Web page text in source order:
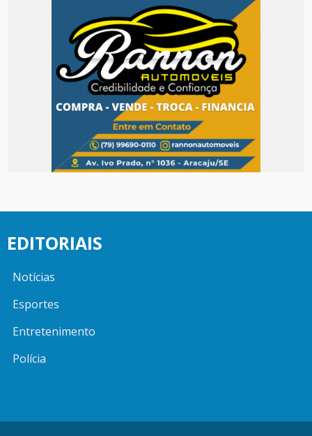
EDITORIAIS
Notícias
Esportes
Entretenimento
Polícia